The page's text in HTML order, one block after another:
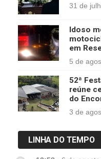
31 de
Idoso
em
5 de
52ª
reúne
do
3 de
LINHA DO TEMPO